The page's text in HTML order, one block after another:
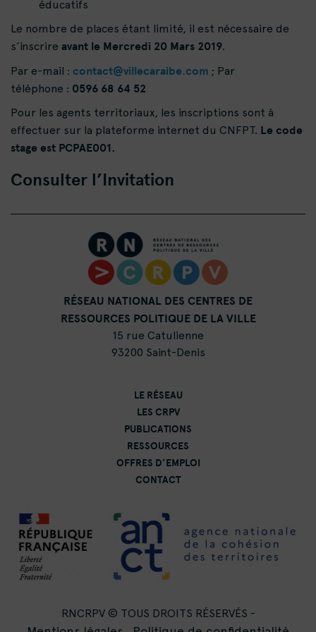
éducatifs
Le nombre de places étant limité, il est nécessaire de
s’inscrire avant le Mercredi 20 Mars 2019.
Par e-mail : contact@villecaraibe.com ; Par
téléphone : 0596 68 64 52
Pour les agents territoriaux, les inscriptions sont à
effectuer sur la plateforme internet du CNFPT. Le code
stage est PCPAE001.
Consulter l’Invitation
RÉSEAU NATIONAL DES CENTRES DE
RESSOURCES POLITIQUE DE LA VILLE
15 rue Catulienne
93200 Saint-Denis
LE RÉSEAU
LES CRPV
PUBLICATIONS
RESSOURCES
OFFRES D’EMPLOI
CONTACT
RNCRPV © TOUS DROITS RÉSERVÉS -